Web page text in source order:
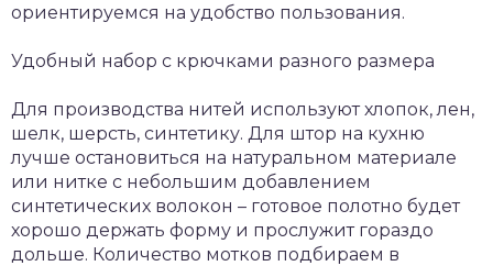
ориентируемся на удобство пользования.
Удобный набор с крючками разного размера
Для производства нитей используют хлопок, лен,
шелк, шерсть, синтетику. Для штор на кухню
лучше остановиться на натуральном материале
или нитке с небольшим добавлением
синтетических волокон – готовое полотно будет
хорошо держать форму и прослужит гораздо
дольше. Количество мотков подбираем в